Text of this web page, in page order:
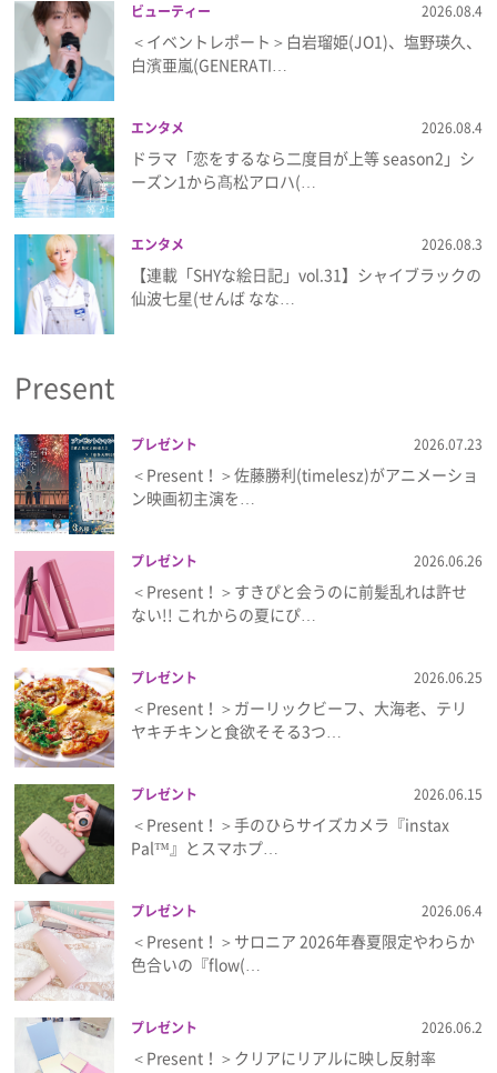
ビューティー 2026.08.4
＜イベントレポート＞白岩瑠姫(JO1)、塩野瑛久、
白濱亜嵐(GENERATI…
エンタメ 2026.08.4
ドラマ「恋をするなら二度目が上等 season2」シ
ーズン1から髙松アロハ(…
エンタメ 2026.08.3
【連載「SHYな絵日記」vol.31】シャイブラックの
仙波七星(せんば なな…
Present
プレゼント 2026.07.23
＜Present！＞佐藤勝利(timelesz)がアニメーショ
ン映画初主演を…
プレゼント 2026.06.26
＜Present！＞すきぴと会うのに前髪乱れは許せ
ない!! これからの夏にぴ…
プレゼント 2026.06.25
＜Present！＞ガーリックビーフ、大海老、テリ
ヤキチキンと食欲そそる3つ…
プレゼント 2026.06.15
＜Present！＞手のひらサイズカメラ『instax
Pal™』とスマホプ…
プレゼント 2026.06.4
＜Present！＞サロニア 2026年春夏限定やわらか
色合いの『flow(…
プレゼント 2026.06.2
＜Present！＞クリアにリアルに映し反射率